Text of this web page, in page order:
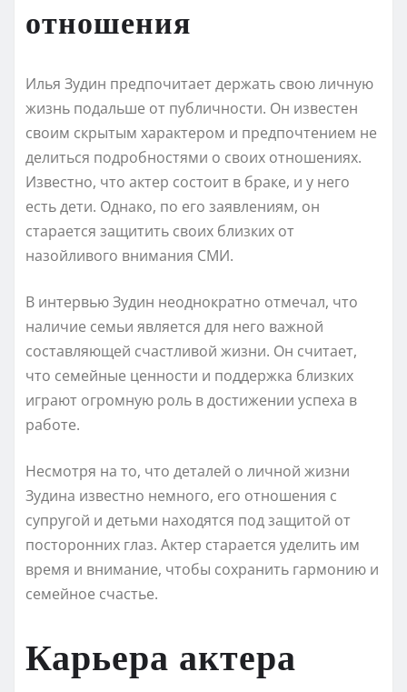
отношения
Илья Зудин предпочитает держать свою личную
жизнь подальше от публичности. Он известен
своим скрытым характером и предпочтением не
делиться подробностями о своих отношениях.
Известно, что актер состоит в браке, и у него
есть дети. Однако, по его заявлениям, он
старается защитить своих близких от
назойливого внимания СМИ.
В интервью Зудин неоднократно отмечал, что
наличие семьи является для него важной
составляющей счастливой жизни. Он считает,
что семейные ценности и поддержка близких
играют огромную роль в достижении успеха в
работе.
Несмотря на то, что деталей о личной жизни
Зудина известно немного, его отношения с
супругой и детьми находятся под защитой от
посторонних глаз. Актер старается уделить им
время и внимание, чтобы сохранить гармонию и
семейное счастье.
Карьера актера